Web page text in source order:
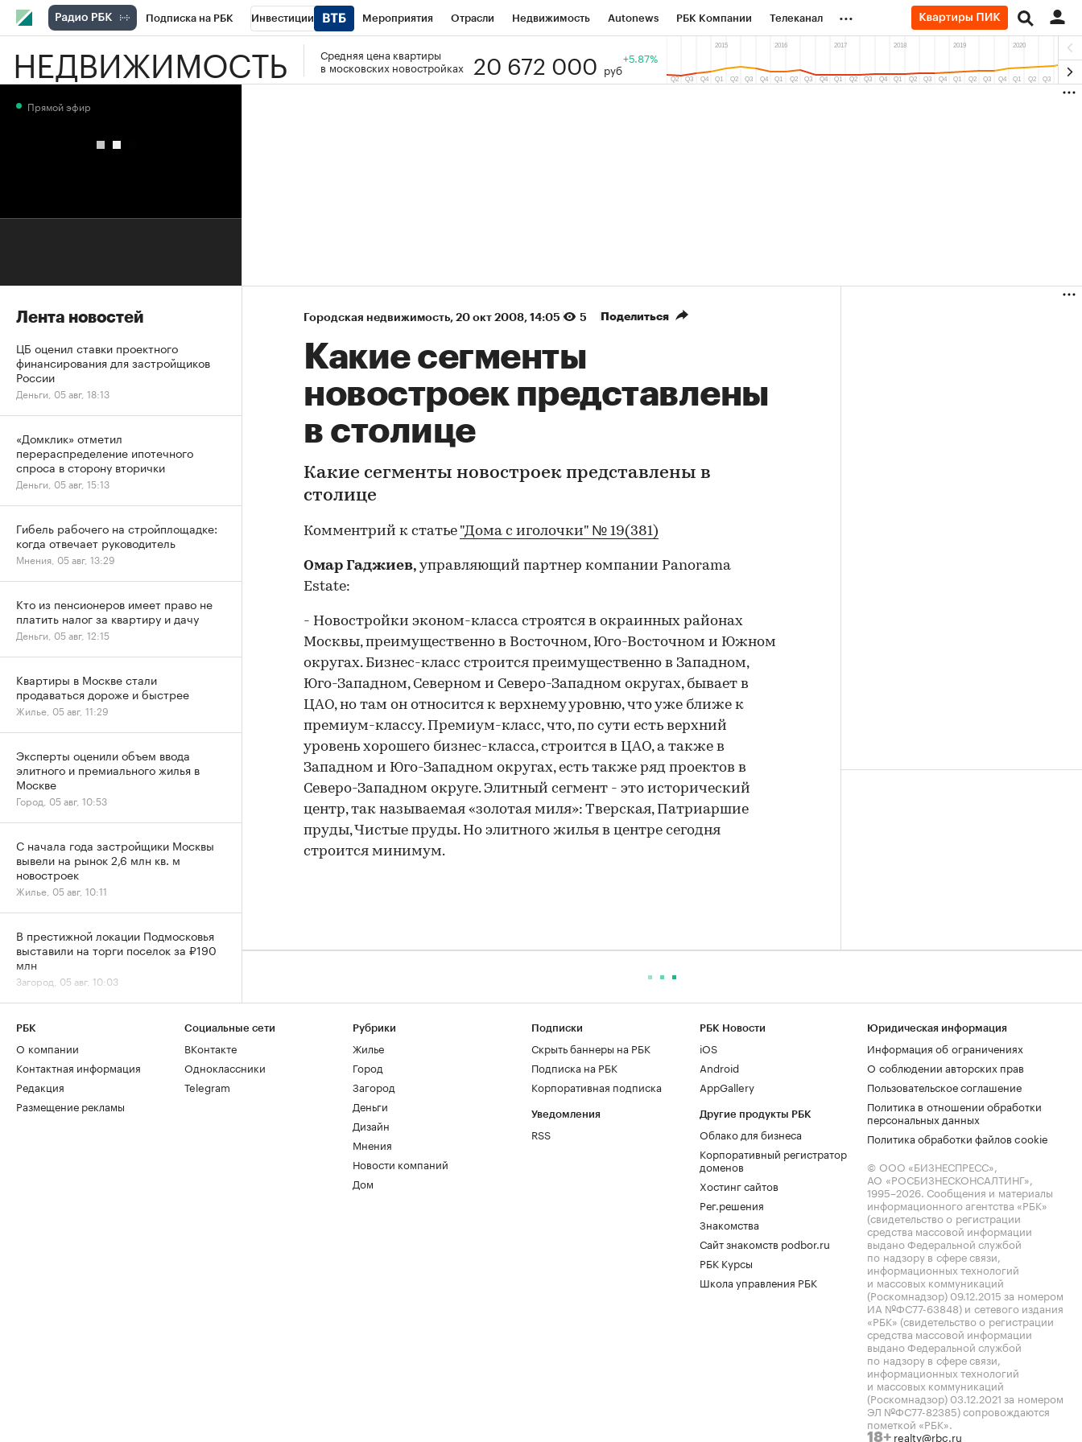
Подписка на РБК Инвестиции Мероприятия Отрасли Недвижимость Autonews РБК Компании Телеканал
РБК Вино Спорт Школа управления РБК РБК Образование Тренды
...
НЕДВИЖИМОСТЬ
Средняя цена квартиры
в московских новостройках
20 672 000 руб
+5.87%
Городская недвижимость⁠, 20 окт 2008, 14:05 5 Поделиться
Какие сегменты
новостроек представлены
в столице
Какие сегменты новостроек представлены в
столице
Комментрий к статье "Дома с иголочки" № 19(381)
Омар Гаджиев, управляющий партнер компании Panorama
Estate:
- Новостройки эконом-класса строятся в окраинных районах
Москвы, преимущественно в Восточном, Юго-Восточном и Южном
округах. Бизнес-класс строится преимущественно в Западном,
Юго-Западном, Северном и Северо-Западном округах, бывает в
ЦАО, но там он относится к верхнему уровню, что уже ближе к
премиум-классу. Премиум-класс, что, по сути есть верхний
уровень хорошего бизнес-класса, строится в ЦАО, а также в
Западном и Юго-Западном округах, есть также ряд проектов в
Северо-Западном округе. Элитный сегмент - это исторический
центр, так называемая «золотая миля»: Тверская, Патриаршие
пруды, Чистые пруды. Но элитного жилья в центре сегодня
строится минимум.
Прямой эфир
Лента новостей
ЦБ оценил ставки проектного
финансирования для застройщиков
России
Деньги, 05 авг, 18:13
«Домклик» отметил
перераспределение ипотечного
спроса в сторону вторички
Деньги, 05 авг, 15:13
Гибель рабочего на стройплощадке:
когда отвечает руководитель
Мнения, 05 авг, 13:29
Кто из пенсионеров имеет право не
платить налог за квартиру и дачу
Деньги, 05 авг, 12:15
Квартиры в Москве стали
продаваться дороже и быстрее
Жилье, 05 авг, 11:29
Эксперты оценили объем ввода
элитного и премиального жилья в
Москве
Город, 05 авг, 10:53
С начала года застройщики Москвы
вывели на рынок 2,6 млн кв. м
новостроек
Жилье, 05 авг, 10:11
В престижной локации Подмосковья
выставили на торги поселок за ₽190
млн
Загород, 05 авг, 10:03
Назван район Москвы со снижением
10%
Жилье, 05 авг, 10:00
Путин утвердил новый расчет
РБК
О компании
Контактная информация
Редакция
Размещение рекламы
Социальные сети
ВКонтакте
Одноклассники
Telegram
Рубрики
Жилье
Город
Загород
Деньги
Дизайн
Мнения
Новости компаний
Дом
Подписки
Скрыть баннеры на РБК
Подписка на РБК
Корпоративная подписка
Уведомления
RSS
РБК Новости
iOS
Android
AppGallery
Другие продукты РБК
Облако для бизнеса
Корпоративный регистратор
доменов
Хостинг сайтов
Рег.решения
Знакомства
Сайт знакомств podbor.ru
РБК Курсы
Школа управления РБК
Юридическая информация
Информация об ограничениях
О соблюдении авторских прав
Пользовательское соглашение
Политика в отношении обработки
персональных данных
Политика обработки файлов cookie
© ООО «БИЗНЕСПРЕСС»,
АО «РОСБИЗНЕСКОНСАЛТИНГ»,
1995–2026. Сообщения и материалы
информационного агентства «РБК»
(свидетельство о регистрации
средства массовой информации
выдано Федеральной службой
по надзору в сфере связи,
информационных технологий
и массовых коммуникаций
(Роскомнадзор) 09.12.2015 за номером
ИА №ФС77-63848) и сетевого издания
«РБК» (свидетельство о регистрации
средства массовой информации
выдано Федеральной службой
по надзору в сфере связи,
информационных технологий
и массовых коммуникаций
(Роскомнадзор) 03.12.2021 за номером
ЭЛ №ФС77-82385) сопровождаются
пометкой «РБК».
18+ realty@rbc.ru